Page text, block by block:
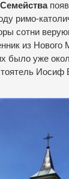
римо-
сотни
из Нового
было уже
Иосиф